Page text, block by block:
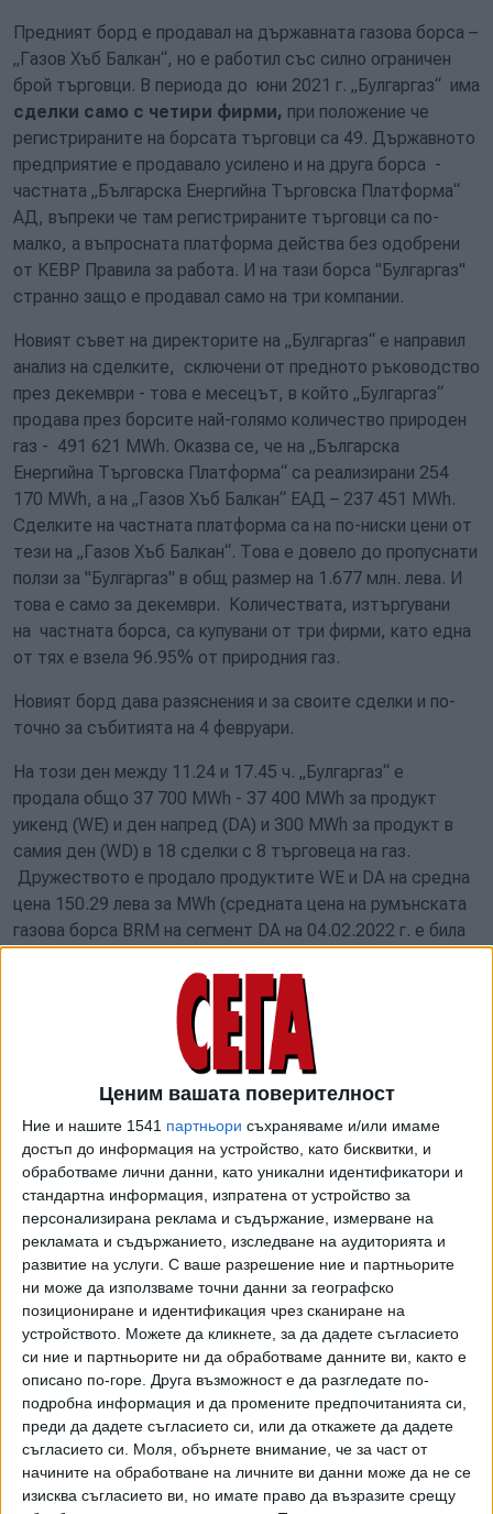
Ценим вашата поверителност
Ние и нашите 1541 партньори съхраняваме и/или имаме
достъп до информация на устройство, като бисквитки, и
обработваме лични данни, като уникални идентификатори и
стандартна информация, изпратена от устройство за
персонализирана реклама и съдържание, измерване на
рекламата и съдържанието, изследване на аудиторията и
развитие на услуги. С ваше разрешение ние и партньорите
ни може да използваме точни данни за географско
позициониране и идентификация чрез сканиране на
устройството. Можете да кликнете, за да дадете съгласието
си ние и партньорите ни да обработваме данните ви, както е
описано по-горе. Друга възможност е да разгледате по-
подробна информация и да промените предпочитанията си,
преди да дадете съгласието си, или да откажете да дадете
съгласието си. Моля, обърнете внимание, че за част от
начините на обработване на личните ви данни може да не се
изисква съгласието ви, но имате право да възразите срещу
Предният борд е продавал на държавната газова борса –
„Газов Хъб Балкан“, но е работил със силно ограничен
брой търговци. В периода до юни 2021 г. „Булгаргаз“ има
сделки само с четири фирми, при положение че
регистрираните на борсата търговци са 49. Държавното
предприятие е продавало усилено и на друга борса -
частната „Българска Енергийна Търговска Платформа“
АД, въпреки че там регистрираните търговци са по-
малко, а въпросната платформа действа без одобрени
от КЕВР Правила за работа. И на тази борса "Булгаргаз"
странно защо е продавал само на три компании.
Новият съвет на директорите на „Булгаргаз“ е направил
анализ на сделките, сключени от предното ръководство
през декември - това е месецът, в който „Булгаргаз“
продава през борсите най-голямо количество природен
газ - 491 621 MWh. Оказва се, че на „Българска
Енергийна Търговска Платформа“ са реализирани 254
170 MWh, а на „Газов Хъб Балкан“ ЕАД – 237 451 MWh.
Сделките на частната платформа са на по-ниски цени от
тези на „Газов Хъб Балкан“. Това е довело до пропуснати
ползи за "Булгаргаз" в общ размер на 1.677 млн. лева. И
това е само за декември. Количествата, изтъргувани
на частната борса, са купувани от три фирми, като една
от тях е взела 96.95% от природния газ.
Новият борд дава разяснения и за своите сделки и по-
точно за събитията на 4 февруари.
На този ден между 11.24 и 17.45 ч. „Булгаргаз“ е
продала общо 37 700 MWh - 37 400 MWh за продукт
уикенд (WE) и ден напред (DA) и 300 MWh за продукт в
самия ден (WD) в 18 сделки с 8 търговеца на газ.
Дружеството е продало продуктите WE и DA на средна
цена 150.29 лева за MWh (средната цена на румънската
газова борса BRM на сегмент DA на 04.02.2022 г. е била
била 149 лева за MWh.), за продукт WD на цена от 145.00
лева за MWh (при цени за балансиране на
“Булгартрансгаз“ ЕАД, съответно: за 04.02.2022 г. –
лева за MWh, за 05.02.2022 г. - 137.99 лева за
MWh, за 06.02.2022 г. – 138.05 лева за MWh). „Булгаргаз“
реализира печалба в размер на 568 хил. лева - ако се
сравнява продажната цена и цената по договора с най-
висока цена, и е над 1.4 млн. лева, ако сравнението е с
утвърдената цена от КЕВР с включен достъп и пренос.
В търсене на баланса
Дневните продукти (WD, DA, WE) на всички европейски
газови борси се търгуват нонстоп - като целта на всеки
търговец е поддържа входящите потоци (покупка и
добив на природен газ) максимално близки до
изходящите потоци за деня (продажба и нагнетяване на
газ). Разликата между двете формира дневния дисбаланс
(който може да е положителен или отрицателен), за
който операторът на газопреносната мрежа налага
такса "дневен дисбаланс", обяснява новото